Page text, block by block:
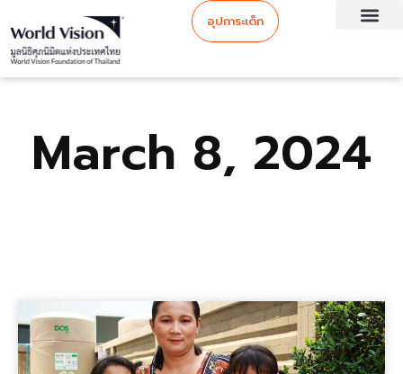
อุปการะเด็ก
March 8, 2024